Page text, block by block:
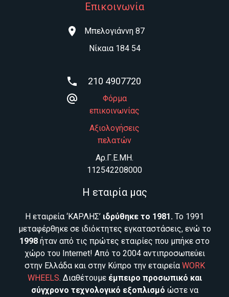
Επικοινωνία
Μπελογιάννη 87
Νίκαια 184 54
210 4907720
Φόρμα
επικοινωνίας
Αξιολογήσεις
πελατών
Aρ.Γ.Ε.ΜΗ.
112542208000
Η εταιρία μας
Η εταιρεία ‘ΚΑΡΛΗΣ’ ιδρύθηκε το 1981. Το 1991
μεταφέρθηκε σε ιδιόκτητες εγκαταστάσεις, ενώ το
1998 ήταν από τις πρώτες εταιρίες που μπήκε στο
χώρο του Internet! Από το 2004 αντιπροσωπεύει
στην Ελλάδα και στην Κύπρο την εταιρεία WORK
WHEELS. Διαθέτουμε έμπειρο προσωπικό και
σύγχρονο τεχνολογικό εξοπλισμό ώστε να